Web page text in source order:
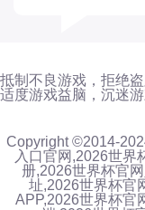
抵制不良游戏，拒绝
适度游戏益脑，沉迷
Copyright ©2014-
入口官网,2026世界
册,2026世界杯官
址,2026世界杯官
APP,2026世界杯官